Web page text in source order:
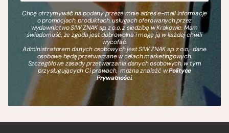
Chcę otrzymywać na podany przeze mnie adres e-mail informacje
o promocjach, produktach, usługach oferowanych przez
wydawnictwo SIW ZNAK sp. z o.o. z siedzibą w Krakowie. Mam
świadomość, że zgoda jest dobrowolna i mogę ją w każdej chwili
wycofać.
Administratorem danych osobowych jest SIW ZNAK sp. z o.o., dane
osobowe będą przetwarzane w celach marketingowych.
Szczegółowe zasady przetwarzania danych osobowych, w tym
przysługujących Ci prawach, można znaleźć wPolityce
Prywatności.